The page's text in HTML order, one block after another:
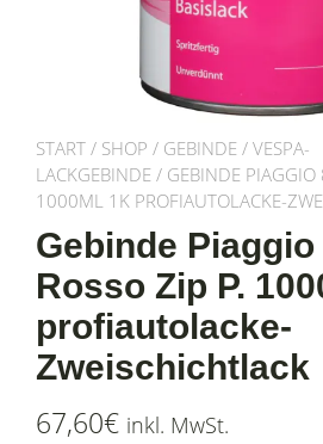
START / SHOP / GEBINDE / VESPA-
LACKGEBINDE / GEBINDE PIAGGIO
1000ML 1K PROFIAUTOLACKE-
Gebinde Piaggio
Rosso Zip P.
profiautolacke-
Zweischichtlack
67,60€ inkl. MwSt.